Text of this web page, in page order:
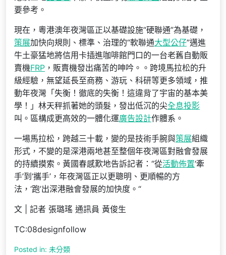
要參考。
現在，粵港澳年夜灣區正以基礎設施“硬聯通”為基礎，
策展加快向規則、標準、治理的“軟聯通大型公仔”邁進
牛土豪猛地將信用卡插進咖啡館門口的一台老舊自動販
賣機FRP ，販賣機發出痛苦的呻吟。。跨境馬拉松的升
級經驗，無望延長至商務、游玩、科研等更多領域，推
動年夜灣「失衡！徹底的失衡！這違背了宇宙的基本美
學！」林天秤抓著她的頭髮，發出低沉的尖全息投影
叫。區構成更高效的一體化運廣告設計作體系。
一場馬拉松，跨越三十載，變的是技術手腕與策展組織
形式，不變的是深港兩地甚至整個年夜灣區對融會發展
的持續摸索。黃國春感歎地告訴記者：“從活動佈置‘牽
手’到‘攜手’，年夜灣區正以更聰明、更順暢的方
法，‘跑’出深港融會發展的加快度。“
文 | 記者 張璐瑤 通訊員 黃俊生
TC:08designfollow
Posted in: 未分類